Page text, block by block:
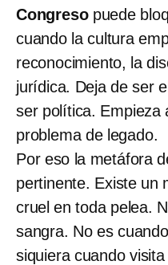
Congreso puede
cuando la cultura
reconocimiento, la
jurídica. Deja de ser
ser política. Empieza
problema de legado.
Por eso la metáfora
pertinente. Existe un
cruel en toda pelea.
sangra. No es
siquiera cuando